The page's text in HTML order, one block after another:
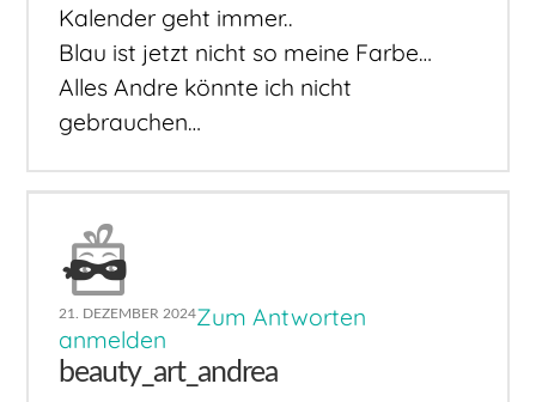
Kalender geht immer..
Blau ist jetzt nicht so meine Farbe…
Alles Andre könnte ich nicht
gebrauchen…
21. DEZEMBER 2024Zum Antworten
anmelden
beauty_art_andrea